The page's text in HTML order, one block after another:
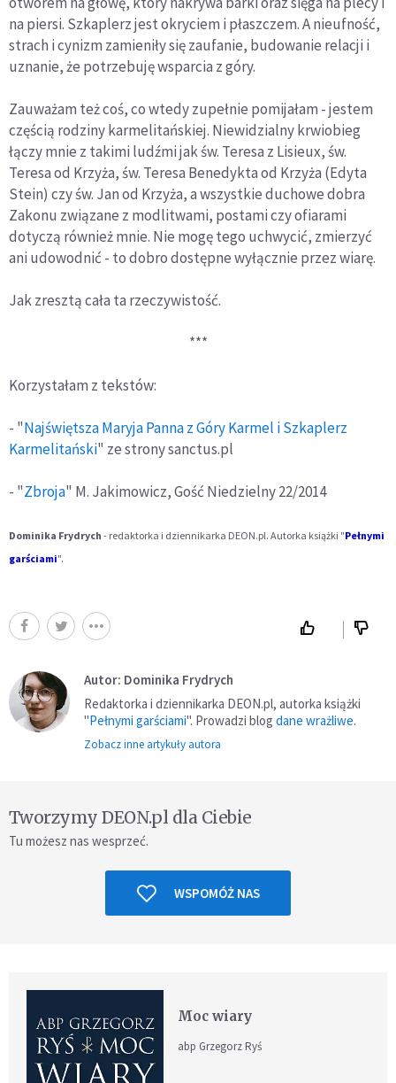
na piersi. Szkaplerz jest okryciem i płaszczem. A nieufność,
strach i cynizm zamieniły się zaufanie, budowanie relacji i
uznanie, że potrzebuję wsparcia z góry.
Zauważam też coś, co wtedy zupełnie pomijałam - jestem
częścią rodziny karmelitańskiej. Niewidzialny krwiobieg
łączy mnie z takimi ludźmi jak św. Teresa z Lisieux, św.
Teresa od Krzyża, św. Teresa Benedykta od Krzyża (Edyta
Stein) czy św. Jan od Krzyża, a wszystkie duchowe dobra
Zakonu związane z modlitwami, postami czy ofiarami
dotyczą również mnie. Nie mogę tego uchwycić, zmierzyć
ani udowodnić - to dobro dostępne wyłącznie przez wiarę.
Jak zresztą cała ta rzeczywistość.
***
Korzystałam z tekstów:
- "Najświętsza Maryja Panna z Góry Karmel i Szkaplerz
Karmelitański" ze strony sanctus.pl
- "Zbroja" M. Jakimowicz, Gość Niedzielny 22/2014
Dominika Frydrych - redaktorka i dziennikarka DEON.pl. Autorka książki "Pełnymi
garściami".
Autor: Dominika Frydrych
Redaktorka i dziennikarka DEON.pl, autorka książki
"Pełnymi garściami". Prowadzi blog dane wrażliwe.
Zobacz inne artykuły autora
Tworzymy DEON.pl dla Ciebie
Tu możesz nas wesprzeć.
WSPOMÓŻ NAS
Moc wiary
abp Grzegorz Ryś